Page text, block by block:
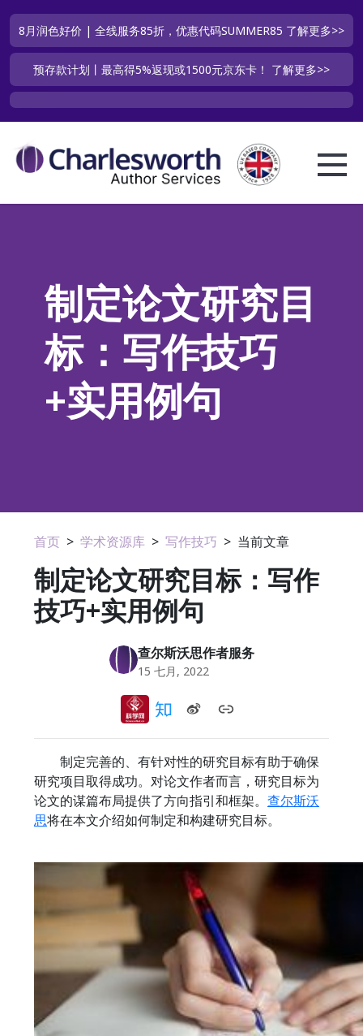
8月润色好价 | 全线服务85折，优惠代码SUMMER85 了解更多>>
预存款计划丨最高得5%返现或1500元京东卡！ 了解更多>>
制定论文研究目
标：写作技巧
+实用例句
首页 > 学术资源库 > 写作技巧 > 当前文章
制定论文研究目标：写作
技巧+实用例句
查尔斯沃思作者服务
15 七月, 2022
制定完善的、有针对性的研究目标有助于确保
研究项目取得成功。对论文作者而言，研究目标为
论文的谋篇布局提供了方向指引和框架。 查尔斯沃
思将在本文介绍如何制定和构建研究目标。